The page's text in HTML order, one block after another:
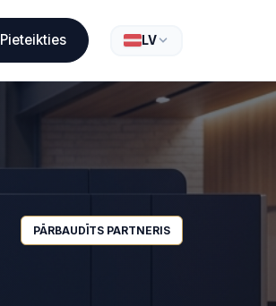
Pieteikties LV
PĀRBAUDĪTS PARTNERIS